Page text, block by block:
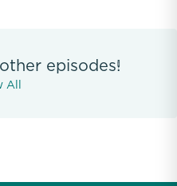
episodes!
All